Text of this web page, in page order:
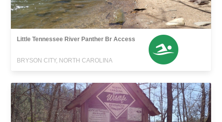
Little Tennessee River Panther Br Access
BRYSON CITY, NORTH CAROLINA